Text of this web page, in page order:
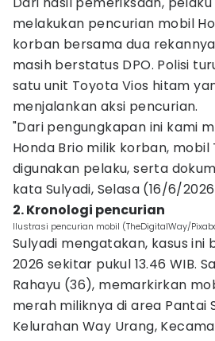
melakukan pencurian mobil
korban bersama dua
masih berstatus DPO. Polisi
satu unit Toyota Vios hitam
menjalankan aksi pencurian.
"Dari pengungkapan ini kami
Honda Brio milik korban, mobil
digunakan pelaku, serta
kata Sulyadi, Selasa (16/6/
2. Kronologi pencurian
Ilustrasi pencurian mobil (TheDigitalWay/
Sulyadi mengatakan, kasus ini
2026 sekitar pukul 13.46 WIB.
Rahayu (36), memarkirkan
merah miliknya di area Pantai
Kelurahan Way Urang,